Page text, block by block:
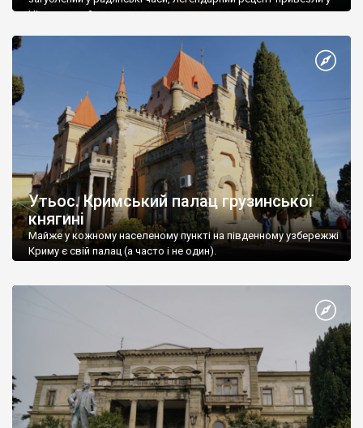
Ніжин греки?
Утьос. Кримський палац грузинської
княгині
Майже у кожному населеному пункті на південному узбережжі
Криму є свій палац (а часто і не один).